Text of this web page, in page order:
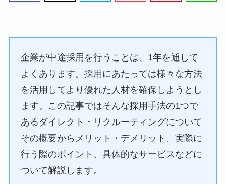
企業が中途採用を行うことは、1年を通して
よくあります。採用にあたっては様々な方法
を活用してより優れた人材を確保しようとし
ます。この記事ではそんな採用手法の1つで
あるダイレクト・リクルーティングについて
その概要からメリット・デメリット、実際に
行う際のポイント、具体的なサービスなどに
ついて解説します。